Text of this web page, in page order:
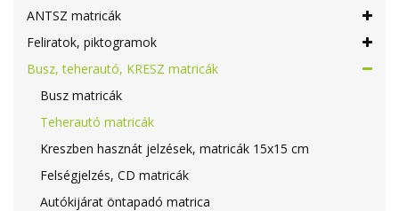
ANTSZ matricák
Feliratok, piktogramok
Busz, teherautó, KRESZ matricák
Busz matricák
Teherautó matricák
Kreszben hasznát jelzések, matricák 15x15 cm
Felségjelzés, CD matricák
Autókijárat öntapadó matrica